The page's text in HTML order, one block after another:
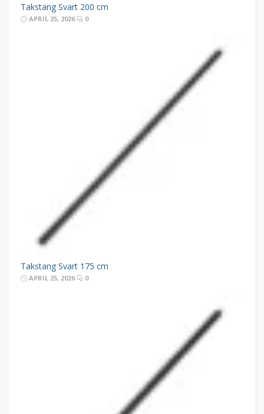
Takstang Svart 200 cm
APRIL 25, 2026 0
Takstang Svart 175 cm
APRIL 25, 2026 0